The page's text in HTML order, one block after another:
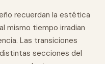
recuerdan la estética
mismo tiempo irradian
Las transiciones
secciones del